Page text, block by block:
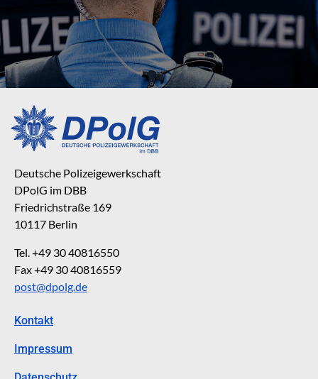
Deutsche Polizeigewerkschaft
DPolG im DBB
Friedrichstraße 169
10117 Berlin
Tel. +49 30 40816550
Fax +49 30 40816559
post@dpolg.de
Kontakt
Impressum